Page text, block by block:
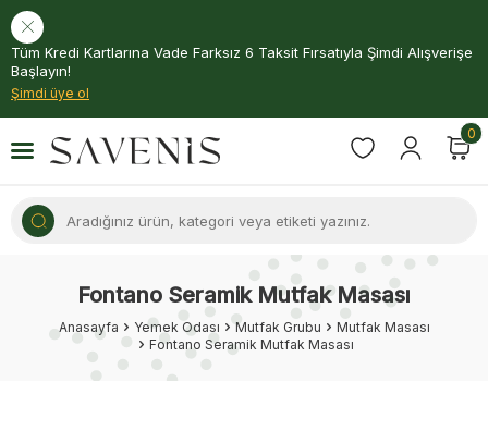
Tüm Kredi Kartlarına Vade Farksız 6 Taksit Fırsatıyla Şimdi Alışverişe
Başlayın!
Şimdi üye ol
0
Fontano Seramik Mutfak Masası
Anasayfa Yemek Odası Mutfak Grubu
Mutfak Masası
Fontano Seramik Mutfak Masası